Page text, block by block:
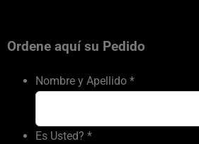
Ordene aquí su Pedido
Nombre y Apellido *
Es Usted? *